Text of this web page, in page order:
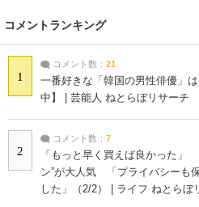
コメントランキング
1
コメント数： 21
一番好きな「韓国の男性俳優」
中】 | 芸能人 ねとらぼリサーチ
2
コメント数： 7
「もっと早く買えば良かった」
ン”が大人気 「プライバシーも
した」（2/2） | ライフ ねとらぼ